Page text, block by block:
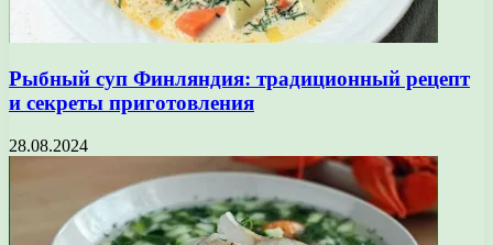
Рыбный суп Финляндия: традиционный рецепт
и секреты приготовления
28.08.2024